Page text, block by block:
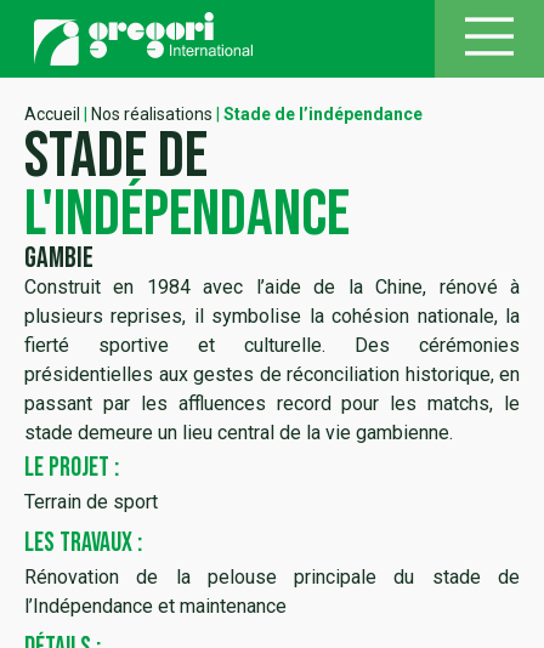
Accueil Nos réalisations Stade de l’indépendance
Stade de
l'indépendance
Gambie
Construit en 1984 avec l’aide de la Chine, rénové à
plusieurs reprises, il symbolise la cohésion nationale, la
fierté sportive et culturelle. Des cérémonies
présidentielles aux gestes de réconciliation historique, en
passant par les affluences record pour les matchs, le
stade demeure un lieu central de la vie gambienne.
LE PROJET :
Terrain de sport
LES TRAVAUX :
Rénovation de la pelouse principale du stade de
l’Indépendance et maintenance